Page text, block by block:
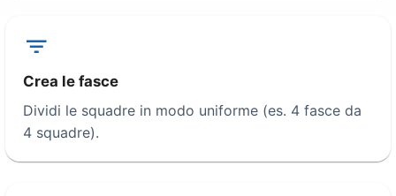
Crea le fasce
Dividi le squadre in modo uniforme (es. 4 fasce da
4 squadre).